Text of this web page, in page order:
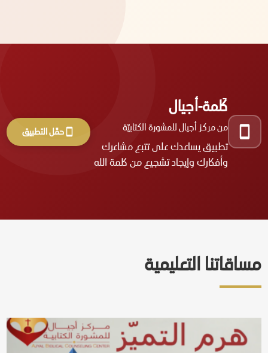
كَلمة-أجيال
من مركز أجيال للمشورة الكتابيّة
تطبيق يساعدك على تتبع مشاعرك
وأفكارك وإيجاد تشجيع من كلمة الله
حمّل التطبيق
مساقاتنا التعليمية